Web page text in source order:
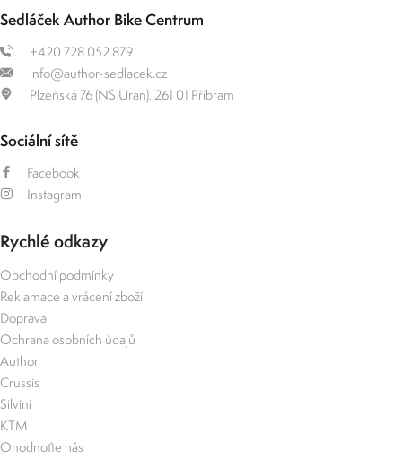
Sedláček Author Bike Centrum
+420 728 052 879
info@author-sedlacek.cz
Plzeňská 76 (NS Uran), 261 01 Příbram
Sociální sítě
Facebook
Instagram
Rychlé odkazy
Obchodní podmínky
Reklamace a vrácení zboží
Doprava
Ochrana osobních údajů
Author
Crussis
Silvini
KTM
Ohodnoťte nás